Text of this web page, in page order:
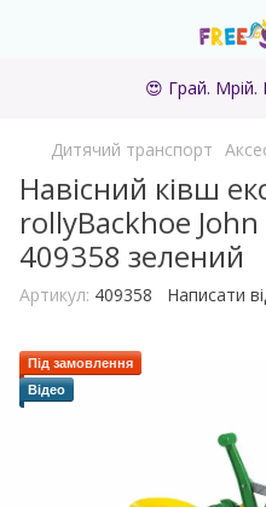
😍 Грай. Мрій.
Дитячий транспорт
Навісний ківш
rollyBackhoe
409358 зелений
Артикул: 409358 Написати
Під замовлення
Відео